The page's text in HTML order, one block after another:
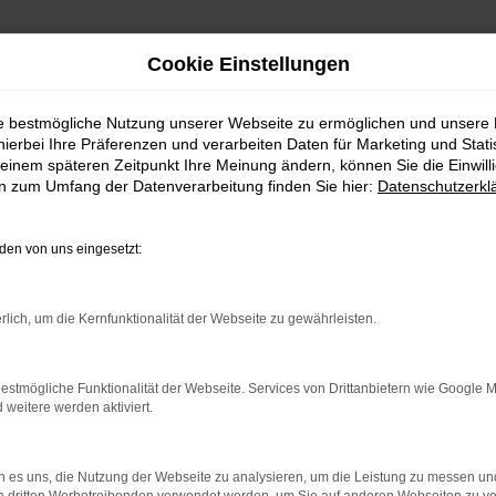
2 Möglichkeiten. Sehen Sie sich mit Klick auf „Unser
Probefahren. Oder Sie klicken auf den Button
können wir dann für Sie beschaffen. Wir freuen uns auf
Cookie Einstellungen
bestmögliche Nutzung unserer Webseite zu ermöglichen und unsere
Ihre Präferenzen und verarbeiten Daten für Marketing und
späteren Zeitpunkt Ihre Meinung ändern, können Sie die
zum Umfang der Datenverarbeitung finden Sie hier:
von uns eingesetzt:
um die Kernfunktionalität der Webseite zu gewährleisten.
Funktionalität der Webseite. Services von Drittanbietern wie Google
weitere werden aktiviert.
es uns, die Nutzung der Webseite zu analysieren, um die Leistung zu messen